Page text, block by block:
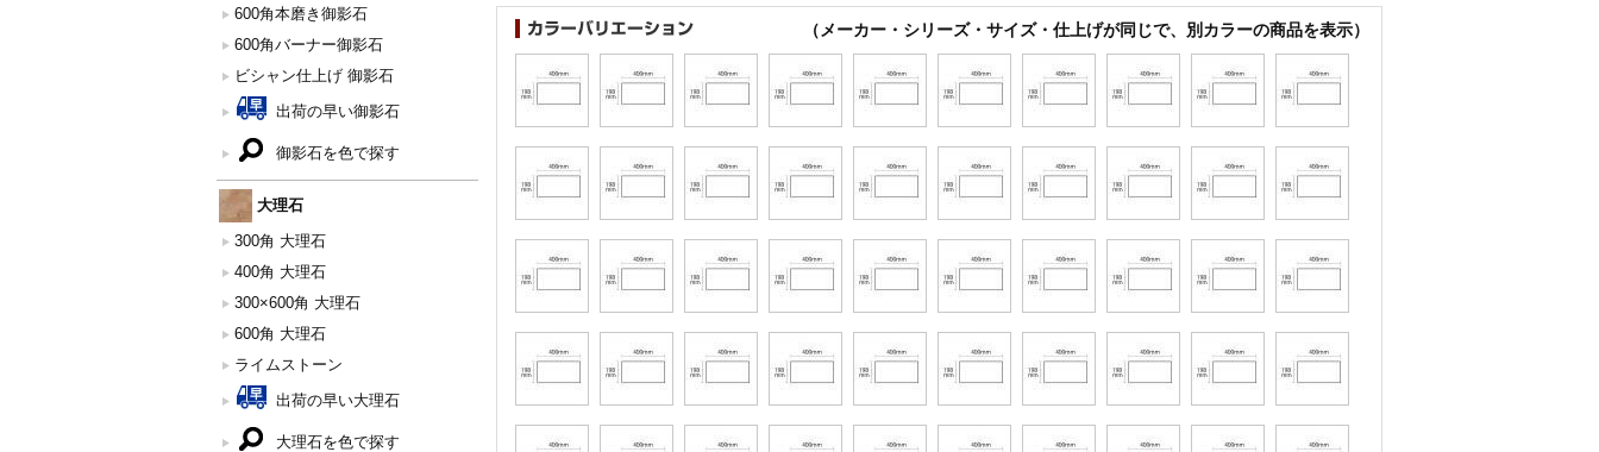
600角本磨き御影石
600角バーナー御影石
ビシャン仕上げ 御影石
出荷の早い御影石
御影石を色で探す
大理石
300角 大理石
400角 大理石
300×600角 大理石
600角 大理石
ライムストーン
出荷の早い大理石
大理石を色で探す
（メーカー・シリーズ・サイズ・仕上げが同じで、別カラーの商品を表示）